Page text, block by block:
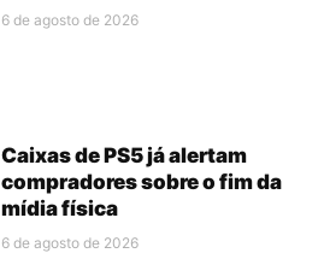
6 de agosto de 2026
Caixas de PS5 já alertam
compradores sobre o fim da
mídia física
6 de agosto de 2026